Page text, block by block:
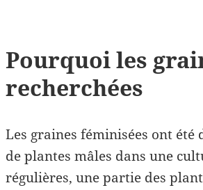
Pourquoi les
recherchées
Les graines féminisées ont
de plantes mâles dans une
régulières, une partie des